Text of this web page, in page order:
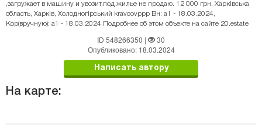
,загружает в машину и увозит,под жилье не продаю. 12 000 грн. Харківська
область, Харків, Холодногірський kravcovppp Вн: a1 - 18.03.2024,
Кор(вручную): a1 - 18.03.2024 Подробнее об этом объекте на сайте 20.estate
ID 548266350 |
30
Опубликовано: 18.03.2024
Написать автору
На карте: